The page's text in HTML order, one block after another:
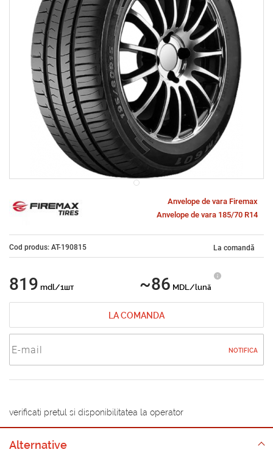
Anvelope de vara Firemax
Anvelope de vara 185/70 R14
Cod produs: AT-190815 La comandă
819 mdl/1шт ~86 MDL/lună
LA COMANDA
NOTIFICA
verificati pretul si disponibilitatea la operator
Alternative